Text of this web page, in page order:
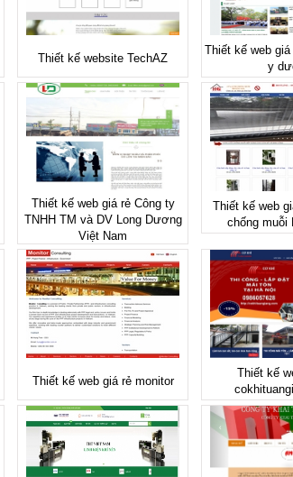
Thiết kế website TechAZ
Thiết kế web
y
Thiết kế web giá rẻ Công ty
TNHH TM và DV Long Dương
Việt Nam
Thiết kế web
chống muỗi
Thiết kế web giá rẻ monitor
Thiết kế